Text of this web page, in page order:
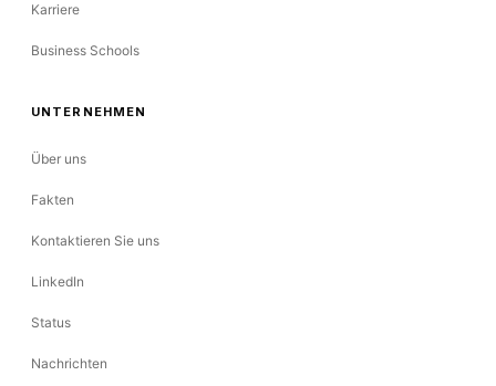
Karriere
Business Schools
UNTERNEHMEN
Über uns
Fakten
Kontaktieren Sie uns
LinkedIn
Status
Nachrichten